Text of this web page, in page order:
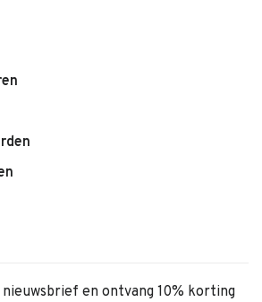
nieuwsbrief en ontvang 10% korting